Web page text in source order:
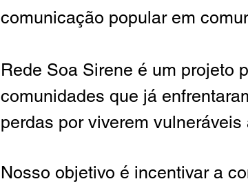
comunicação popular em
Rede Soa Sirene é um projeto
comunidades que já
perdas por viverem vulneráveis
Nosso objetivo é incentivar a